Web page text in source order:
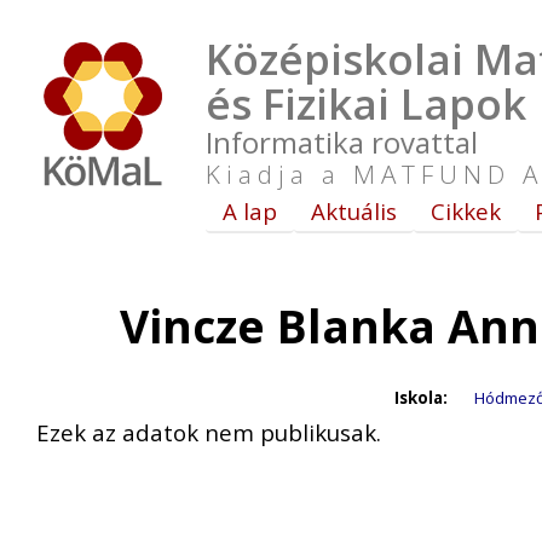
Középiskolai
és Fizikai Lapok
Informatika rovattal
Kiadja a MATFUND
A lap Aktuális Cikkek
Vincze Blanka
Iskola:
Ezek az adatok nem publikusak.